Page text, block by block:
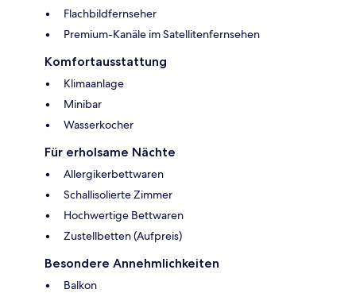
Flachbildfernseher
Premium-Kanäle im Satellitenfernsehen
Komfortausstattung
Klimaanlage
Minibar
Wasserkocher
Für erholsame Nächte
Allergikerbettwaren
Schallisolierte Zimmer
Hochwertige Bettwaren
Zustellbetten (Aufpreis)
Besondere Annehmlichkeiten
Balkon